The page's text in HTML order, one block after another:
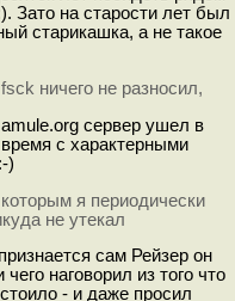
Зато на старости лет был
старикашка, а не такое
ничего не разносил,
сервер ушел в
с характерными
)
я периодически
не утекал
сам Рейзер он
чего наговорил из того что
- и даже просил